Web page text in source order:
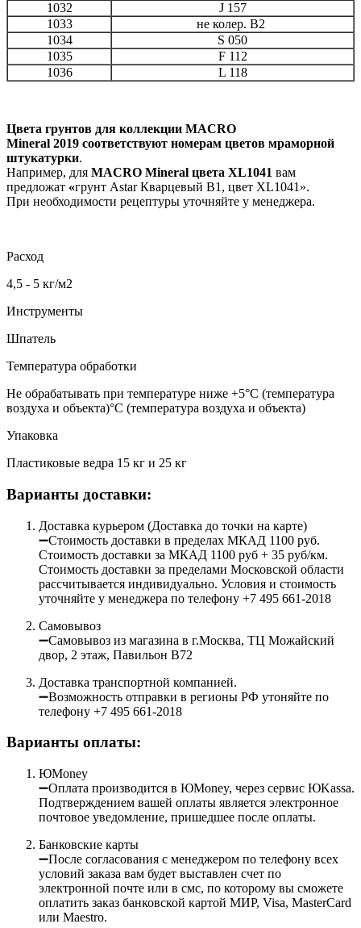
1032
J 157
1033
не колер. B2
1034
S 050
1035
F 112
1036
L 118
Цвета грунтов для коллекции MACRO
Mineral 2019 соответствуют номерам цветов мраморной
штукатурки.
Например, для MACRO Mineral цвета XL1041 вам
предложат «грунт Аstar Кварцевый В1, цвет XL1041».
При необходимости рецептуры уточняйте у менеджера.
Расход
4,5 - 5 кг/м2
Инструменты
Шпатель
Температура обработки
Не обрабатывать при температуре ниже +5°С (температура
воздуха и объекта)°С (температура воздуха и объекта)
Упаковка
Пластиковые ведра 15 кг и 25 кг
Варианты доставки:
Доставка курьером (Доставка до точки на карте)
➖Стоимость доставки в пределах МКАД 1100 руб.
Стоимость доставки за МКАД 1100 руб + 35 руб/км.
Стоимость доставки за пределами Московской области
рассчитывается индивидуально. Условия и стоимость
уточняйте у менеджера по телефону +7 495 661-2018
Самовывоз
➖Самовывоз из магазина в г.Москва, ТЦ Можайский
двор, 2 этаж, Павильон B72
Доставка транспортной компанией.
➖Возможность отправки в регионы РФ утоняйте по
телефону +7 495 661-2018
Варианты оплаты:
ЮMoney
➖Оплата производится в ЮMoney, через сервис ЮKassa.
Подтверждением вашей оплаты является электронное
почтовое уведомление, пришедшее после оплаты.
Банковские карты
➖После согласования с менеджером по телефону всех
условий заказа вам будет выставлен счет по
электронной почте или в смс, по которому вы сможете
оплатить заказ банковской картой МИР, Visa, MasterCard
или Maestro.